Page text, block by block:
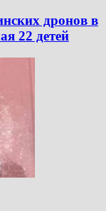
дронов в
22 детей